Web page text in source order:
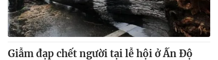
Giẫm đạp chết người tại lễ hội ở Ấn Độ